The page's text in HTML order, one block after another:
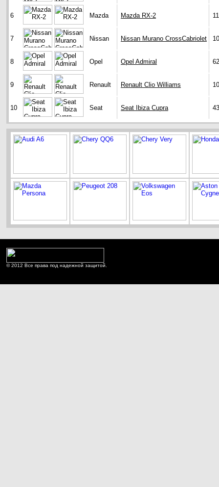
6 Mazda Mazda RX-2
7 Nissan Nissan Murano CrossCabriolet
8 Opel Opel Admiral
9 Renault Renault Clio Williams
10 Seat Seat Ibiza Cupra
© 2012 Все права под надежной защитой.